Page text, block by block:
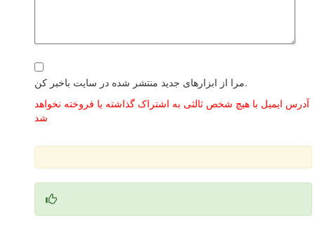
مرا از ابزارهای جدید منتشر شده در سایت باخبر کن.
آدرس ایمیل با هیچ شخص ثالثی به اشتراک گذاشته یا فروخته نخواهد
شد